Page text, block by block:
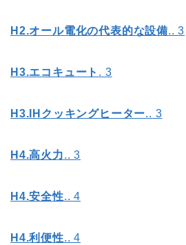
H2.オール電化の代表的な設備.. 3
H3.エコキュート . 3
H3.IH クッキングヒーター.. 3
H4.高火力.. 3
H4.安全性.. 4
H4.利便性.. 4